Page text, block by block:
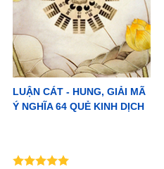
LUẬN CÁT - HUNG, GIẢI MÃ
Ý NGHĨA 64 QUẺ KINH DỊCH